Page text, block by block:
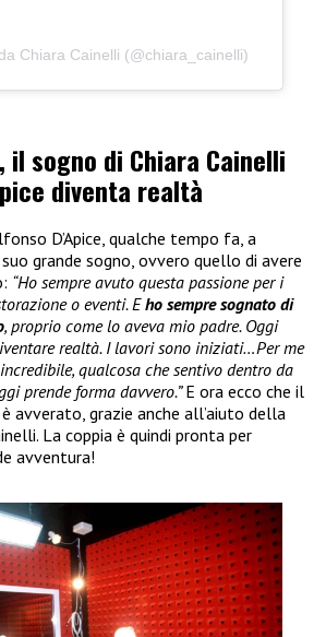
Chiara Cainelli (@chiara_cainelli)
il sogno di Chiara Cainelli
diventa realtà
D’Apice, qualche tempo fa, a
grande sogno, ovvero quello di avere
“Ho sempre avuto questa passione per i
o eventi. Eho sempre sognato di
, proprio come lo aveva mio padre. Oggi
realtà. I lavori sono iniziati…Per me
qualcosa che sentivo dentro da
prende forma davvero.”E ora ecco che il
avverato, grazie anche all’aiuto della
La coppia è quindi pronta per
avventura!